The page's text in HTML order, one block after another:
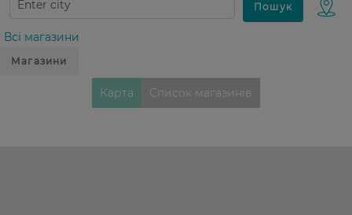
Всі магазини